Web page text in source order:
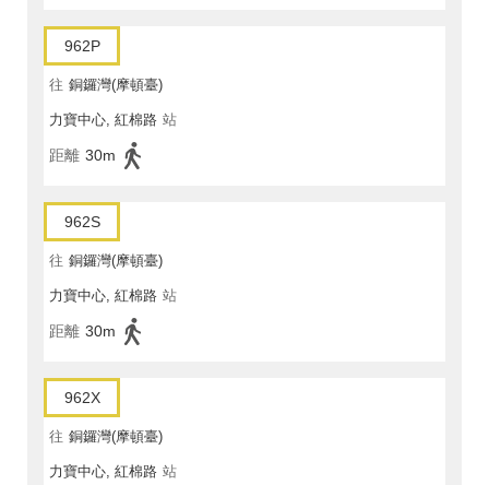
962P
往 銅鑼灣(摩頓臺)
力寶中心, 紅棉路 站
距離 30m
962S
往 銅鑼灣(摩頓臺)
力寶中心, 紅棉路 站
距離 30m
962X
往 銅鑼灣(摩頓臺)
力寶中心, 紅棉路 站